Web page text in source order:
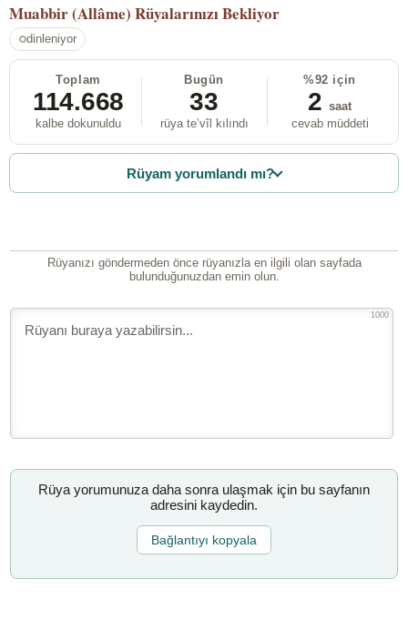
Muabbir (Allâme) Rüyalarınızı Bekliyor
dinleniyor
Toplam
114.668
kalbe dokunuldu
Bugün
33
rüya te’vîl kılındı
%92 için
2 saat
cevab müddeti
Rüyam yorumlandı mı?
Rüyanızı göndermeden önce rüyanızla en ilgili olan sayfada
bulunduğunuzdan emin olun.
1000
Rüya yorumunuza daha sonra ulaşmak için bu sayfanın
adresini kaydedin.
Bağlantıyı kopyala